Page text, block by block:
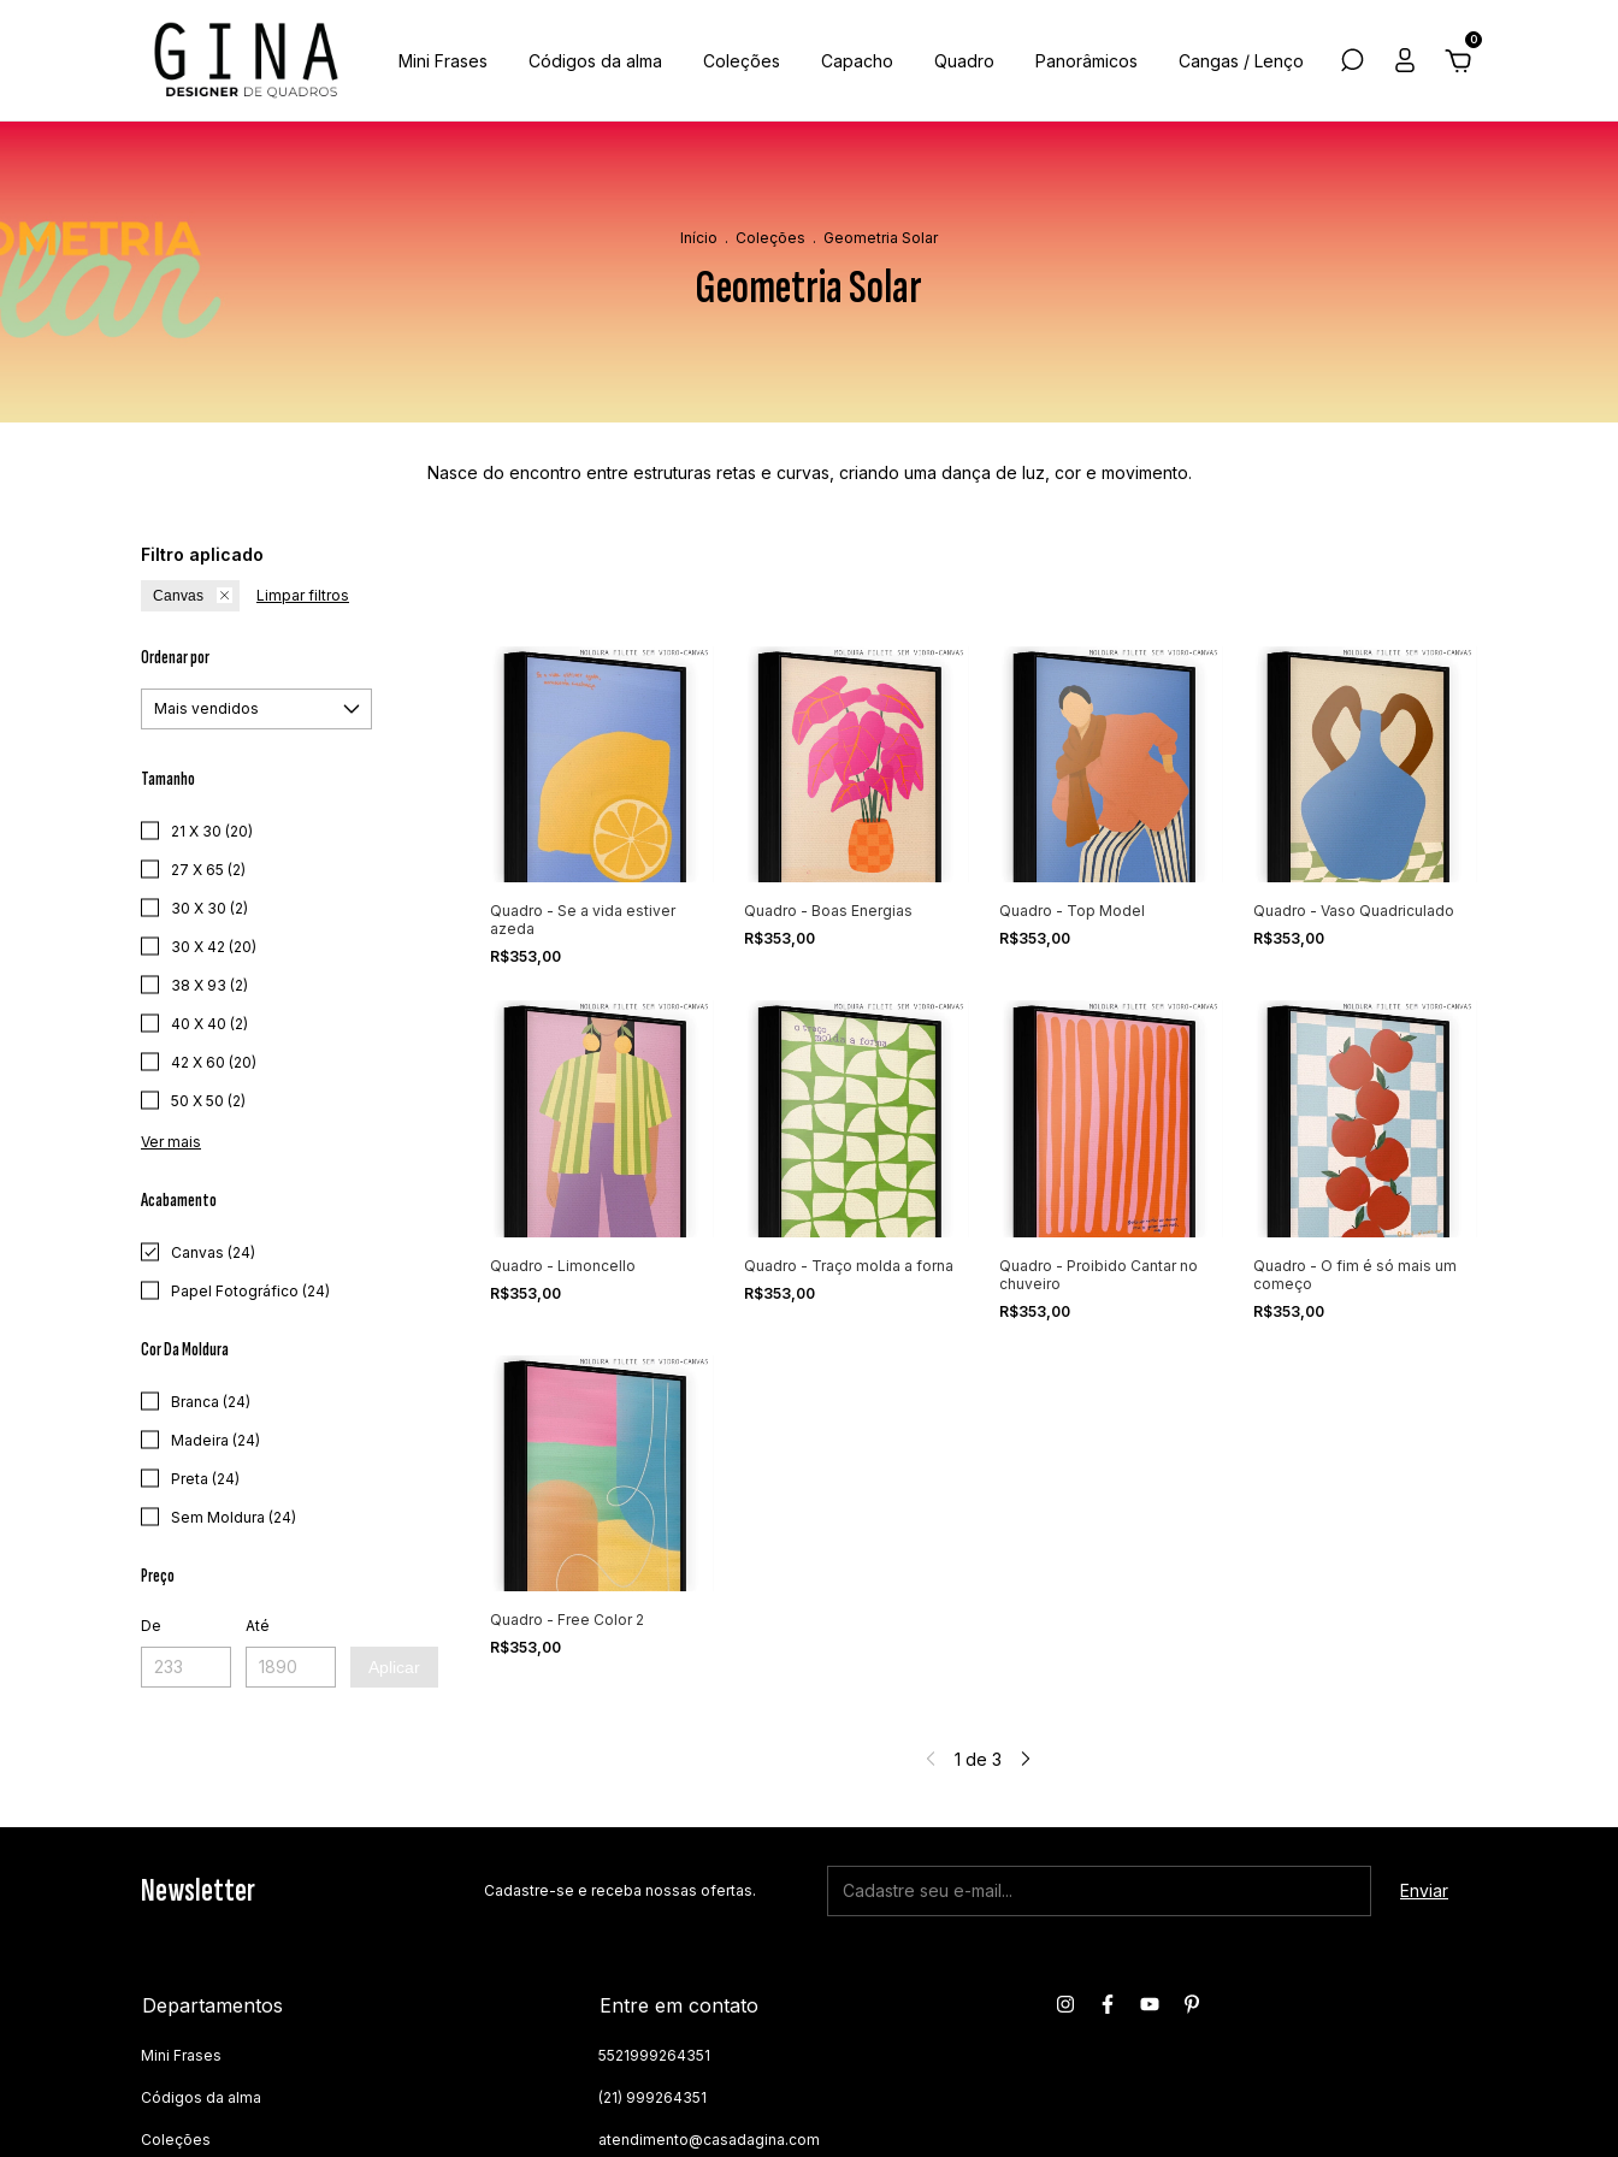
Mini Frases Códigos da alma Coleções Capacho Quadro Panorâmicos Cangas / Lenço
0
Início . Coleções . Geometria Solar
Geometria Solar
Nasce do encontro entre estruturas retas e curvas, criando uma dança de luz, cor e movimento.
Filtro aplicado
Canvas Limpar filtros
Ordenar por
Tamanho
21 X 30 (20)
27 X 65 (2)
30 X 30 (2)
30 X 42 (20)
38 X 93 (2)
40 X 40 (2)
42 X 60 (20)
50 X 50 (2)
Ver mais
Acabamento
Canvas (24)
Papel Fotográfico (24)
Cor Da Moldura
Branca (24)
Madeira (24)
Preta (24)
Sem Moldura (24)
Preço
De Até
Aplicar
Quadro - Se a vida estiver
azeda
R$353,00
Quadro - Boas Energias
R$353,00
Quadro - Top Model
R$353,00
Quadro - Vaso Quadriculado
R$353,00
Quadro - Limoncello
R$353,00
Quadro - Traço molda a forna
R$353,00
Quadro - Proibido Cantar no
chuveiro
R$353,00
Quadro - O fim é só mais um
começo
R$353,00
Quadro - Free Color 2
R$353,00
1 de 3
Newsletter Cadastre-se e receba nossas ofertas.
Departamentos
Mini Frases
Códigos da alma
Coleções
Entre em contato
5521999264351
(21) 999264351
atendimento@casadagina.com